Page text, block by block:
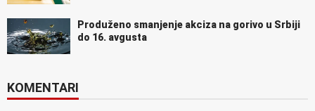
Produženo smanjenje akciza na gorivo u Srbiji
do 16. avgusta
KOMENTARI